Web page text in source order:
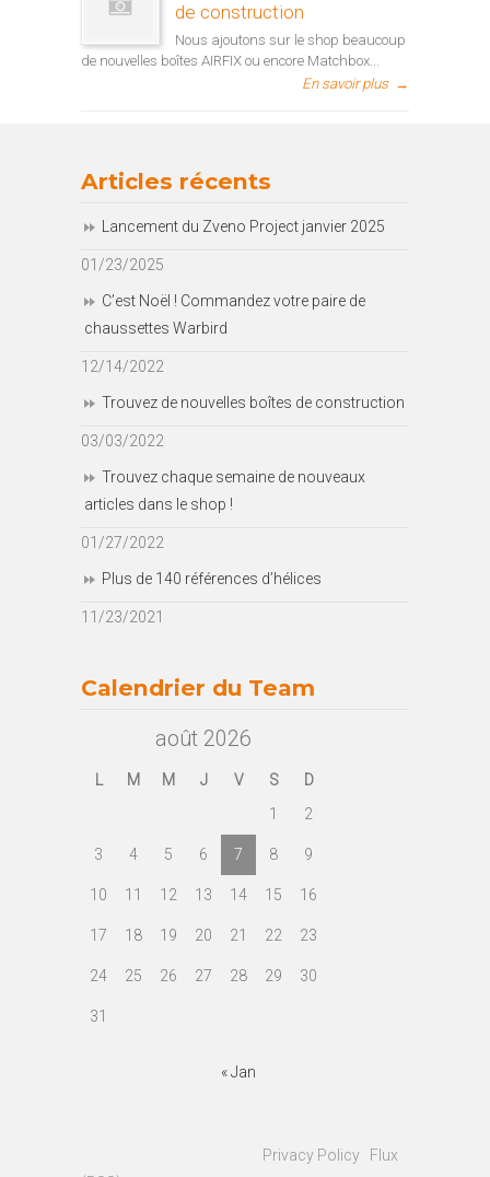
de construction
Nous ajoutons sur le shop beaucoup
de nouvelles boîtes AIRFIX ou encore Matchbox...
En savoir plus →
Articles récents
Lancement du Zveno Project janvier 2025
01/23/2025
C’est Noël ! Commandez votre paire de
chaussettes Warbird
12/14/2022
Trouvez de nouvelles boîtes de construction
03/03/2022
Trouvez chaque semaine de nouveaux
articles dans le shop !
01/27/2022
Plus de 140 références d’hélices
11/23/2021
Calendrier du Team
août 2026
L M M J V S
D
1
2
3 4 5 6 7 8 9
10 11 12 13 14 15 16
17 18 19 20 21 22 23
24 25 26 27 28 29 30
31
« Jan
Privacy Policy
Flux